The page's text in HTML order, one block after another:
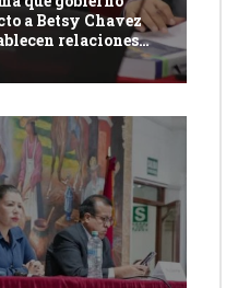
a Betsy Chavez
relaciones